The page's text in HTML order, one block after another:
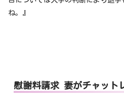
ね。』
慰謝料請求 妻がチャット